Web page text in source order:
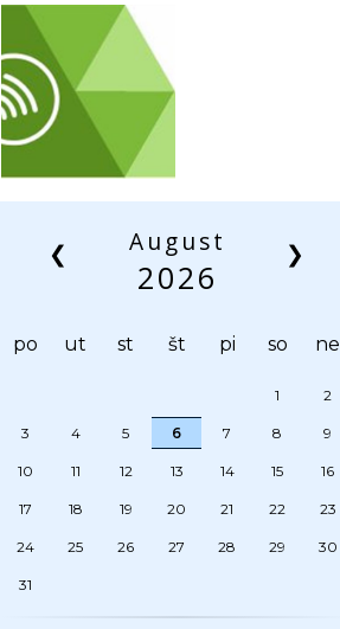
❮ August
2026
❯
po ut st št pi so ne
1 2
3 4 5 6 7 8 9
10 11 12 13 14 15 16
17 18 19 20 21 22 23
24 25 26 27 28 29 30
31